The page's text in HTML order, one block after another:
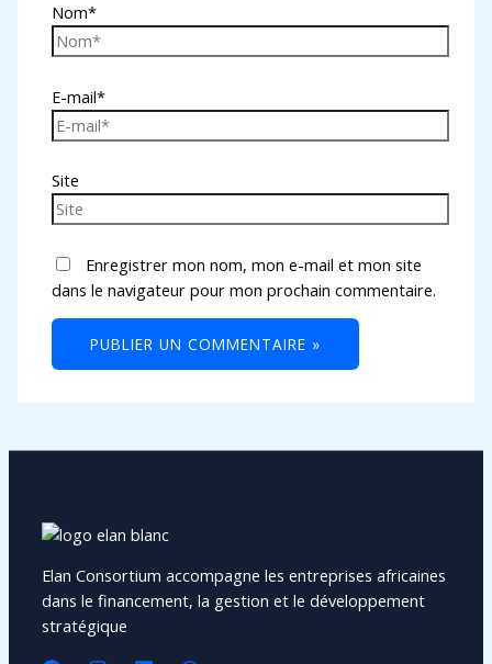
Nom*
E-mail*
Site
Enregistrer mon nom, mon e-mail et mon site
dans le navigateur pour mon prochain commentaire.
Elan Consortium accompagne les entreprises africaines
dans le financement, la gestion et le développement
stratégique